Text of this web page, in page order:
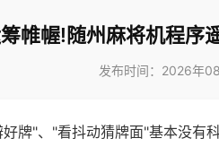
帷幄!随州麻将机程序
发布时间：2026年
牌"、"看抖动猜牌面"基本没有